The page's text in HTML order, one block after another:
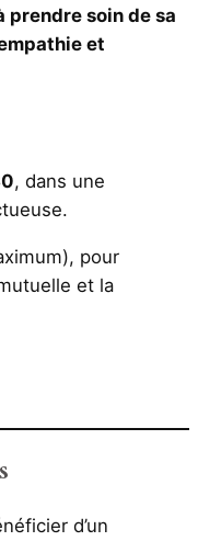
prendre soin de sa
et
, dans une
pour
et la
d’un